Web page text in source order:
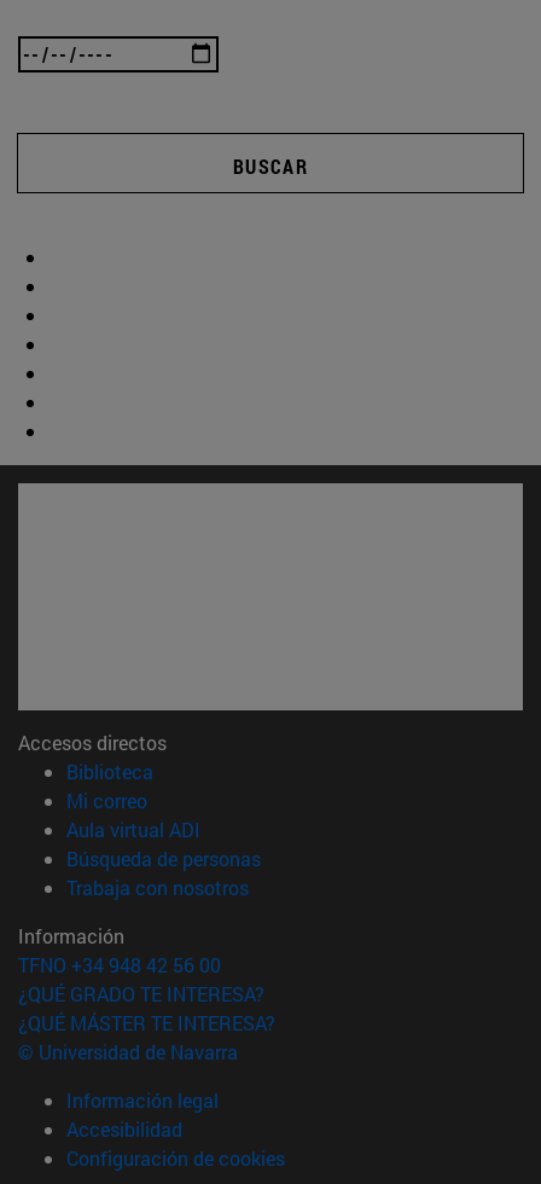
BUSCAR
Accesos directos
Biblioteca
Mi correo(abre en nueva ventana)
Aula virtual ADI
Búsqueda de personas(abre en nueva ventana)
Trabaja con nosotros(abre en nueva ventana)
Información
TFNO +34 948 42 56 00
¿QUÉ GRADO TE INTERESA?
¿QUÉ MÁSTER TE INTERESA?
© Universidad de Navarra
Información legal
Accesibilidad
Configuración de cookies